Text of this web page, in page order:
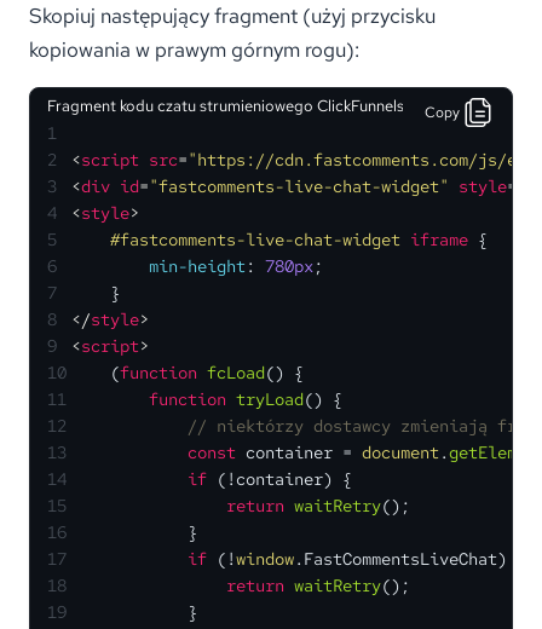
Skopiuj następujący fragment (użyj przycisku
kopiowania w prawym górnym rogu):
Fragment kodu czatu strumieniowego ClickFunnels Copy
1
2
<script src="https://cdn.fastcomments.com/js/
3
<div id="fastcomments-live-chat-widget" style=
4
<style>
5
#fastcomments-live-chat-widget iframe {
6
min-height : 780px;
7
    }
8
</style>
9
<script>
10
    (
function fcLoad() {
11
function tryLoad() {
12
// niektórzy dostawcy zmieniają
13
const container = document .
14
if (!container) {
15
return waitRetry();
16
            }
17
if (!window. FastCommentsLiveChat) {
18
return waitRetry();
19
            }